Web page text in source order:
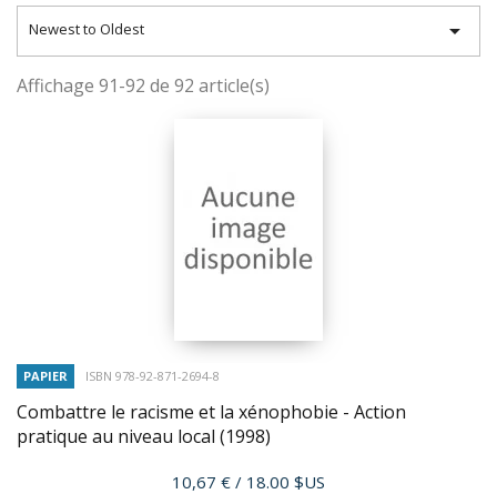
Newest to Oldest 
Affichage 91-92 de 92 article(s)
PAPIER ISBN 978-92-871-2694-8
Combattre le racisme et la xénophobie - Action
pratique au niveau local (1998)
Prix
10,67 € / 18.00 $US